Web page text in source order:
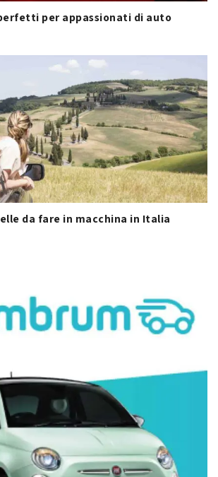
per appassionati di auto
da fare in macchina in Italia